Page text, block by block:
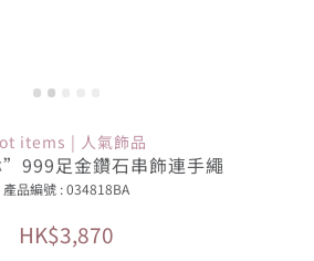
items | 人氣飾品
”999足金鑽石串飾連手繩
產品編號 : 034818BA
HK$3,870